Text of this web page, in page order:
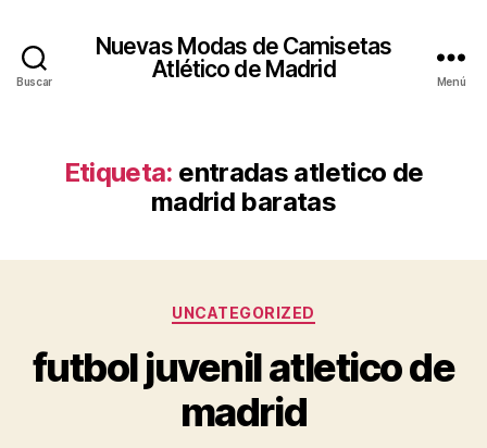
Buscar
Nuevas Modas de Camisetas
Atlético de Madrid
Menú
Etiqueta: entradas atletico de
madrid baratas
Categorías
UNCATEGORIZED
futbol juvenil atletico de
madrid